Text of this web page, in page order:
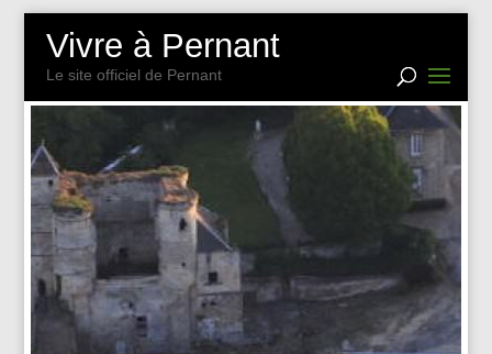
Vivre à Pernant
Le site officiel de Pernant